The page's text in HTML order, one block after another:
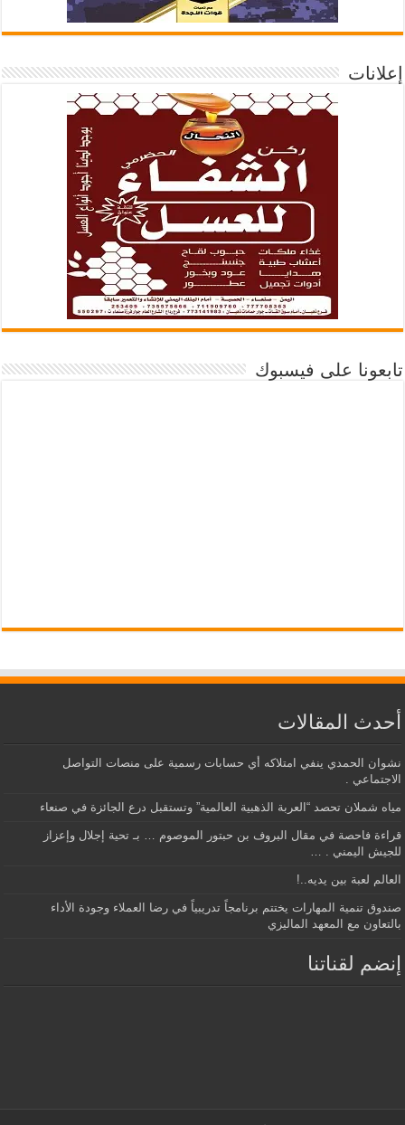
إعلانات
تابعونا على فيسبوك
أحدث المقالات
نشوان الحمدي ينفي امتلاكه أي حسابات رسمية على منصات التواصل
الاجتماعي .
مياه شملان تحصد “العربة الذهبية العالمية” وتستقبل درع الجائزة في صنعاء
قراءة فاحصة في مقال البروف بن حبتور الموصوم … بـ تحية إجلال وإعزاز
للجيش اليمني . …
العالم لعبة بين يديه..!
صندوق تنمية المهارات يختتم برنامجاً تدريبياً في رضا العملاء وجودة الأداء
بالتعاون مع المعهد الماليزي
إنضم لقناتنا